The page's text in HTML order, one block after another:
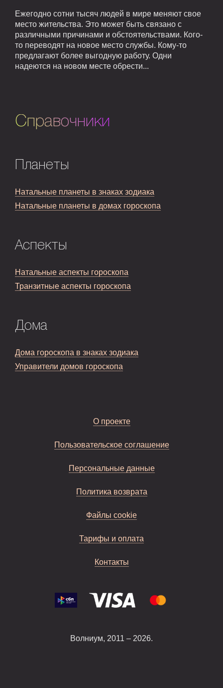
Ежегодно сотни тысяч людей в мире меняют свое
место жительства. Это может быть связано с
различными причинами и обстоятельствами. Кого-
то переводят на новое место службы. Кому-то
предлагают более выгодную работу. Одни
надеются на новом месте обрести...
Справочники
Планеты
Натальные планеты в знаках зодиака
Натальные планеты в домах гороскопа
Аспекты
Натальные аспекты гороскопа
Транзитные аспекты гороскопа
Дома
Дома гороскопа в знаках зодиака
Управители домов гороскопа
О проекте
Пользовательское соглашение
Персональные данные
Политика возврата
Файлы cookie
Тарифы и оплата
Контакты
Волниум, 2011 – 2026.